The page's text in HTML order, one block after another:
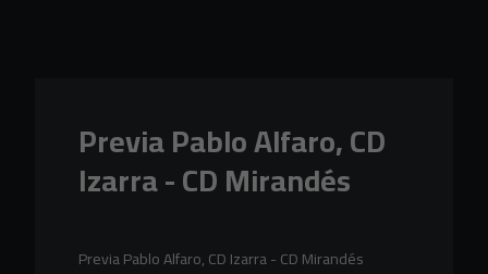
Previa Pablo Alfaro, CD
Izarra - CD Mirandés
Previa Pablo Alfaro, CD Izarra - CD Mirandés